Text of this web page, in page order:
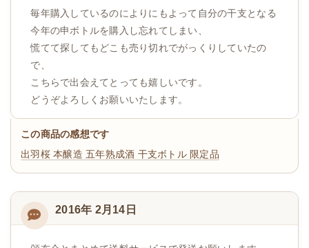
毎年購入しているのによりにもよって自分の干支となる
今年の申ボトルを購入し忘れてしまい、
慌てて探してもどこも売り切れでがっくりしていたの
で、
こちらで出会えてとっても嬉しいです。
どうぞよろしくお願いいたします。
この商品の感想です
出羽桜 本醸造 五年熟成酒 干支ボトル 限定品
2016年 2月14日